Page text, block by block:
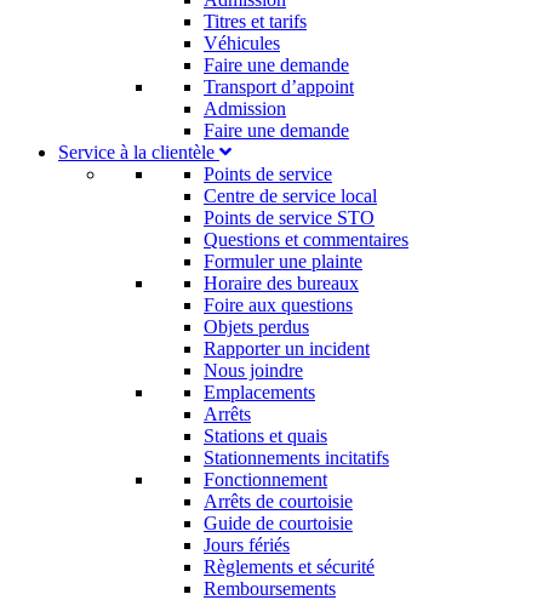
Titres et tarifs
Véhicules
Faire une demande
Transport d’appoint
Admission
Faire une demande
Service à la clientèle
Points de service
Centre de service local
Points de service STO
Questions et commentaires
Formuler une plainte
Horaire des bureaux
Foire aux questions
Objets perdus
Rapporter un incident
Nous joindre
Emplacements
Arrêts
Stations et quais
Stationnements incitatifs​
Fonctionnement
Arrêts de courtoisie​
Guide de courtoisie
Jours fériés
Règlements et sécurité
Remboursements